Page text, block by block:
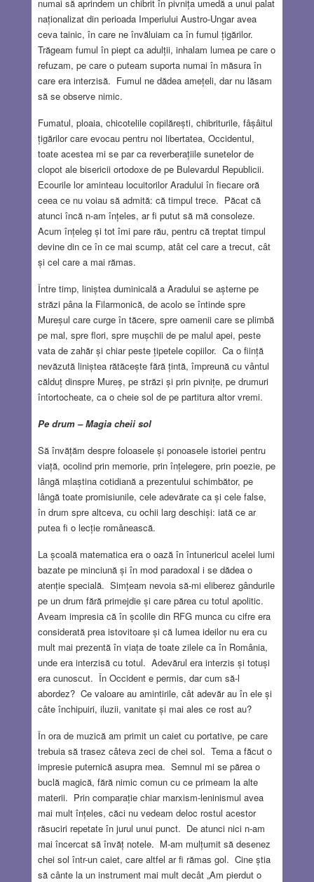
numai să aprindem un chibrit în pivnița umedă a unui palat
naționalizat din perioada Imperiului Austro-Ungar avea
ceva tainic, în care ne învăluiam ca în fumul țigărilor.
Trăgeam fumul în piept ca adulții, inhalam lumea pe care o
refuzam, pe care o puteam suporta numai în măsura în
care era interzisă. Fumul ne dădea amețeli, dar nu lăsam
să se observe nimic.
Fumatul, ploaia, chicotelile copilărești, chibriturile, fâșâitul
țigărilor care evocau pentru noi libertatea, Occidentul,
toate acestea mi se par ca reverberațiile sunetelor de
clopot ale bisericii ortodoxe de pe Bulevardul Republicii.
Ecourile lor aminteau locuitorilor Aradului în fiecare oră
ceea ce nu voiau să admită: că timpul trece. Păcat că
atunci încă n-am înțeles, ar fi putut să mă consoleze.
Acum înțeleg și tot îmi pare rău, pentru că treptat timpul
devine din ce în ce mai scump, atât cel care a trecut, cât
și cel care a mai rămas.
Între timp, liniștea duminicală a Aradului se așterne pe
străzi pâna la Filarmonică, de acolo se întinde spre
Mureșul care curge în tăcere, spre oamenii care se plimbă
pe mal, spre flori, spre mușchii de pe malul apei, peste
vata de zahăr și chiar peste țipetele copiilor. Ca o ființă
nevăzută liniștea rătăcește fără țintă, împreună cu vântul
călduț dinspre Mureș, pe străzi și prin pivnițe, pe drumuri
întortocheate, ca o cheie sol de pe partitura altor vremi.
Pe drum – Magia cheii sol
Să învățăm despre foloasele și ponoasele istoriei pentru
viață, ocolind prin memorie, prin înțelegere, prin poezie, pe
lângă mlaștina cotidiană a prezentului schimbător, pe
lângă toate promisiunile, cele adevărate ca și cele false,
în drum spre altceva, cu ochii larg deschiși: iată ce ar
putea fi o lecție românească.
La școală matematica era o oază în întunericul acelei lumi
bazate pe minciună și în mod paradoxal i se dădea o
atenție specială. Simțeam nevoia să-mi eliberez gândurile
pe un drum fără primejdie și care părea cu totul apolitic.
Aveam impresia că în școlile din RFG munca cu cifre era
considerată prea istovitoare și că lumea ideilor nu era cu
mult mai prezentă în viața de toate zilele ca în România,
unde era interzisă cu totul. Adevărul era interzis și totuși
era cunoscut. În Occident e permis, dar cum să-l
abordez? Ce valoare au amintirile, cât adevăr au în ele și
câte închipuiri, iluzii, vanitate și mai ales ce rost au?
În ora de muzică am primit un caiet cu portative, pe care
trebuia să trasez câteva zeci de chei sol. Tema a făcut o
impresie puternică asupra mea. Semnul mi se părea o
buclă magică, fără nimic comun cu ce primeam la alte
materii. Prin comparație chiar marxism-leninismul avea
mai mult înțeles, căci nu vedeam deloc rostul acestor
răsuciri repetate în jurul unui punct. De atunci nici n-am
mai încercat să învăț notele. M-am mulțumit să desenez
chei sol într-un caiet, care altfel ar fi rămas gol. Cine știa
să cânte la un instrument mai mult decât „Am pierdut o